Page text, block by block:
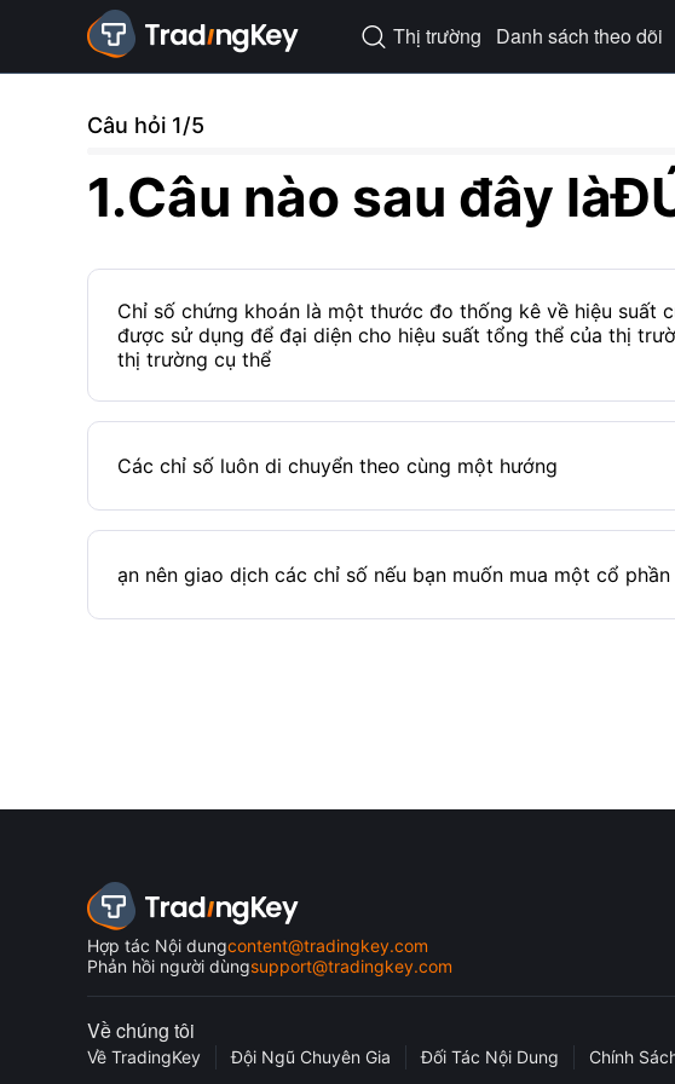
 Thị trường Danh sách theo dõi
Câu hỏi 1/5
1.Câu nào sau đây
Chỉ số chứng khoán là một thước đo thống kê về hiệu suất
được sử dụng để đại diện cho hiệu suất tổng thể của thị
thị trường cụ thể
Các chỉ số luôn di chuyển theo cùng một hướng
ạn nên giao dịch các chỉ số nếu bạn muốn mua một cổ
Hợp tác Nội dungcontent@tradingkey.com
Phản hồi người dùngsupport@tradingkey.com
Về chúng tôi
Về TradingKey Đội Ngũ Chuyên Gia Đối Tác Nội Dung Chính